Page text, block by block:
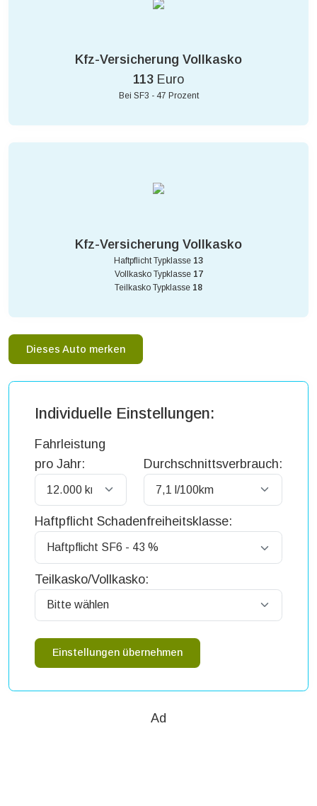
Kfz-Versicherung Vollkasko
113 Euro
Bei SF3 - 47 Prozent
Kfz-Versicherung Vollkasko
Haftpflicht Typklasse 13
Vollkasko Typklasse 17
Teilkasko Typklasse 18
Dieses Auto merken
Individuelle Einstellungen:
Fahrleistung
pro Jahr:
Durchschnittsverbrauch:
Haftpflicht Schadenfreiheitsklasse:
Teilkasko/Vollkasko:
Einstellungen übernehmen
Ad